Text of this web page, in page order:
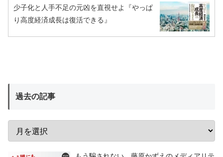
少子化と人手不足の元凶を直視せよ『やっぱ
り高度経済成長は復活できる』
過去の記事